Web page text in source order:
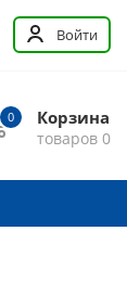
Войти
Корзина
товаров 0
0